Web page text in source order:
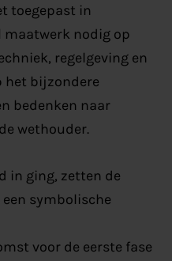
toegepast in
maatwerk nodig op
regelgeving en
het bijzondere
bedenken naar
wethouder.
in ging, zetten de
symbolische
voor de eerste fase